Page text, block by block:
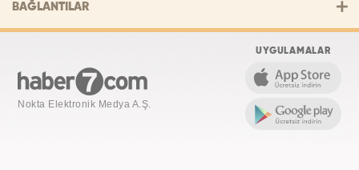
BAĞLANTILAR
Nokta Elektronik Medya A.Ş.
UYGULAMALAR